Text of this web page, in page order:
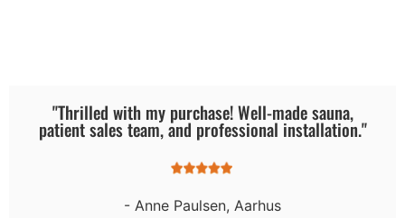
"Thrilled with my purchase! Well-made sauna,
patient sales team, and professional installation."
- Anne Paulsen, Aarhus